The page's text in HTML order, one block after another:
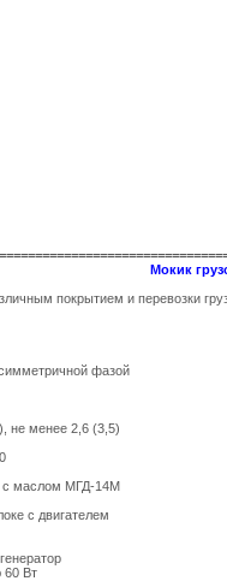
Мокик
покрытием и перевозки
фазой
не менее 2,6 (3,5)
с маслом МГД-14М
с двигателем
60 Вт